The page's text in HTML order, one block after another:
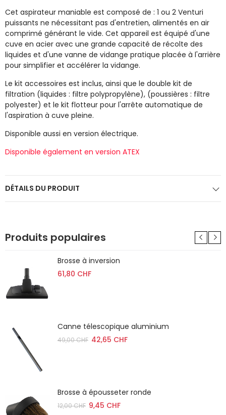
Cet aspirateur maniable est composé de : 1 ou 2 Venturi
puissants ne nécessitant pas d'entretien, alimentés en air
comprimé générant le vide. Cet appareil est équipé d'une
cuve en acier avec une grande capacité de récolte des
liquides et d'une vanne de vidange pratique placée à l'arrière
pour simplifier et accélérer la vidange.
Le kit accessoires est inclus, ainsi que le double kit de
filtration (liquides : filtre polypropylène), (poussières : filtre
polyester) et le kit flotteur pour l'arrête automatique de
l'aspiration à cuve pleine.
Disponible aussi en version électrique.
Disponible également en version ATEX
DÉTAILS DU PRODUIT
Produits populaires
Brosse à inversion
61,80 CHF
Canne télescopique aluminium
49,00 CHF 42,65 CHF
Brosse à épousseter ronde
12,00 CHF 9,45 CHF